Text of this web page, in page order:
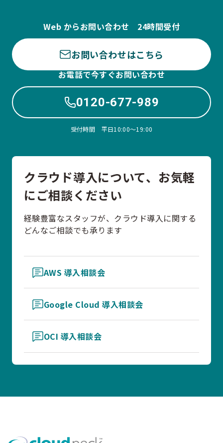
Web からお問い合わせ 24時間受付
お問い合わせはこちら
お電話で今すぐお問い合わせ
0120-677-989
受付時間 平日10:00〜19:00
クラウド導入について、お気軽
にご相談ください
経験豊富なスタッフが、クラウド導入に関する
どんなご相談でも承ります
AWS 導入相談会
Google Cloud 導入相談会
OCI 導入相談会